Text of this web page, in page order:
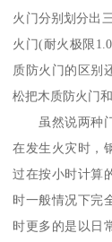
火门分别划分出
火门(耐火极限
质防火门的区别
松把木质防火门
虽然说两种门
在发生火灾时，
过在按小时计算
时一般情况下完
时更多的是以日